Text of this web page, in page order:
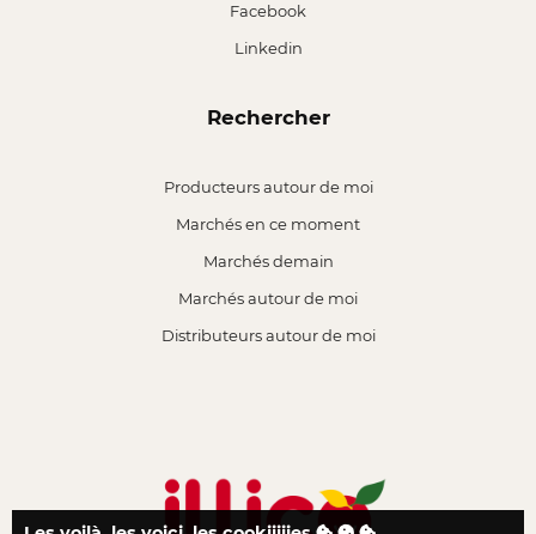
Facebook
Linkedin
Rechercher
Producteurs autour de moi
Marchés en ce moment
Marchés demain
Marchés autour de moi
Distributeurs autour de moi